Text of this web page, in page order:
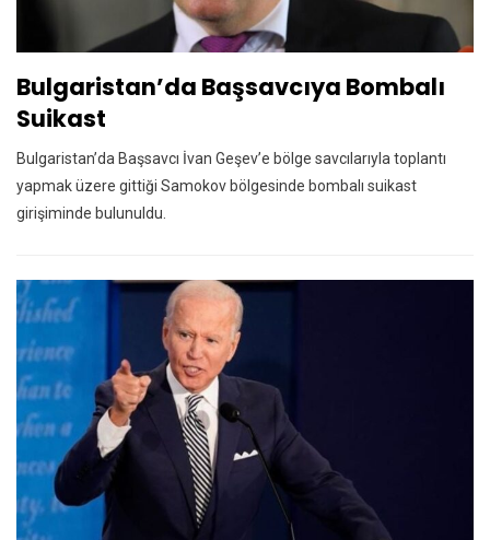
Bulgaristan’da Başsavcıya Bombalı
Suikast
Bulgaristan’da Başsavcı İvan Geşev’e bölge savcılarıyla toplantı
yapmak üzere gittiği Samokov bölgesinde bombalı suikast
girişiminde bulunuldu.